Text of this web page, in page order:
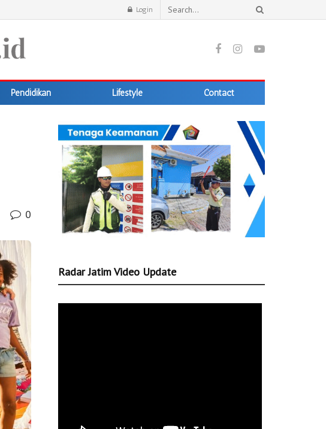
Login
Pendidikan Lifestyle Contact
0
Radar Jatim Video Update